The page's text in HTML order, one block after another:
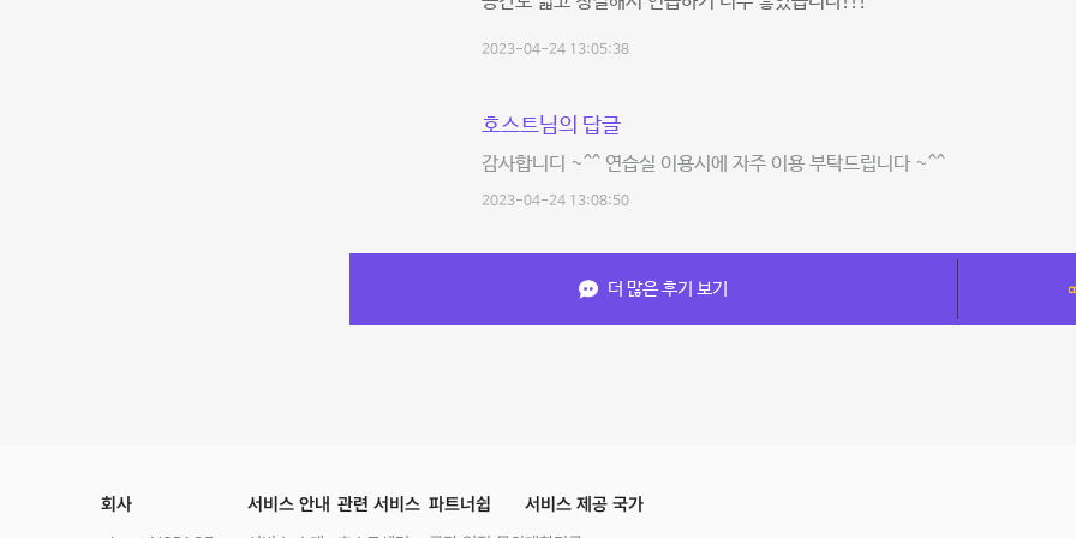
2023-04-24 13:05:38
호스트님의 답글
감사합니디 ~^^ 연습실 이용시에 자주 이용 부탁드립니다 ~^^
2023-04-24 13:08:50
더 많은 후기 보기
회사 서비스 안내 관련 서비스 파트너쉽 서비스 제공 국가